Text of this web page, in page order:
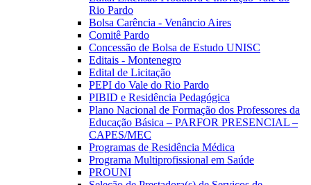
Rio Pardo
Bolsa Carência - Venâncio Aires
Comitê Pardo
Concessão de Bolsa de Estudo UNISC
Editais - Montenegro
Edital de Licitação
PEPI do Vale do Rio Pardo
PIBID e Residência Pedagógica
Plano Nacional de Formação dos Professores da
Educação Básica – PARFOR PRESENCIAL –
CAPES/MEC
Programas de Residência Médica
Programa Multiprofissional em Saúde
PROUNI